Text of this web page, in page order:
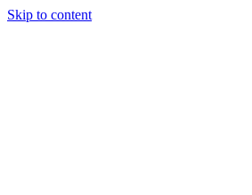
Skip to content